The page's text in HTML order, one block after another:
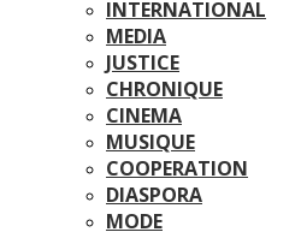
INTERNATIONAL
MEDIA
JUSTICE
CHRONIQUE
CINEMA
MUSIQUE
COOPERATION
DIASPORA
MODE